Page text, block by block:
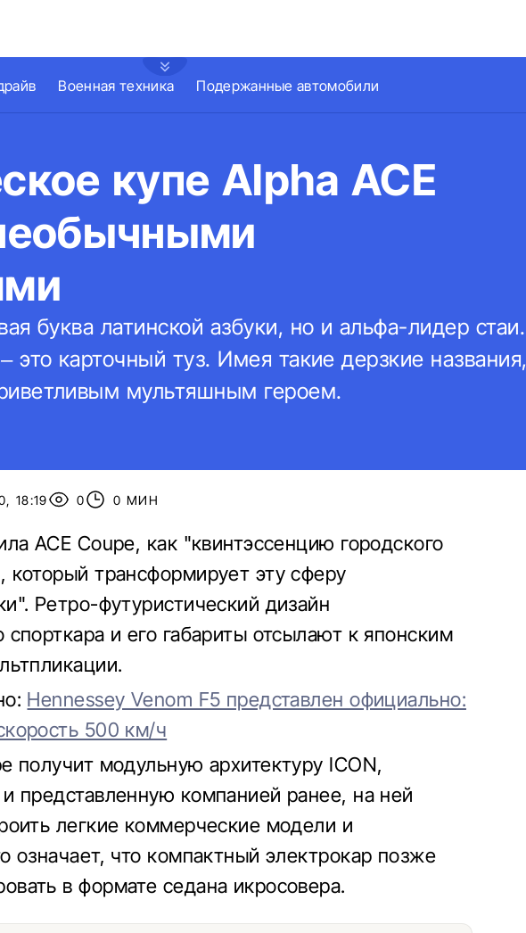
Военная техника Подержанные автомобили
купе Alpha ACE
буква латинской азбуки, но и альфа-лидер стаи.
это карточный туз. Имея такие дерзкие названия,
мультяшным героем.
18:19 0 0 МИН
ACE Coupe, как "квинтэссенцию городского
который трансформирует эту сферу
Ретро-футуристический дизайн
спорткара и его габариты отсылают к японским
Hennessey Venom F5 представлен официально:
500 км/ч
получит модульную архитектуру ICON,
представленную компанией ранее, на ней
легкие коммерческие модели и
означает, что компактный электрокар позже
в формате седана икросовера.